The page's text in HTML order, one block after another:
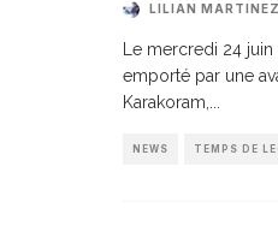
LILIAN MARTINEZ
Le mercredi 24
emporté par une
Karakoram,
NEWS TEMPS DE